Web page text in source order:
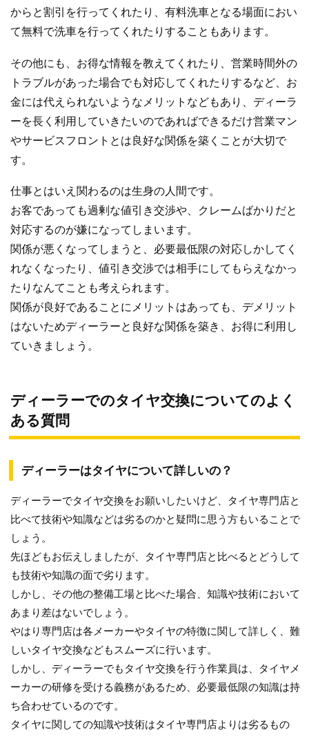
からと割引を行ってくれたり、有料洗車となる場面におい
て無料で洗車を行ってくれたりすることもあります。
その他にも、お得な情報を教えてくれたり、営業時間外の
トラブルがあった場合でも対応してくれたりするなど、お
金には代えられないようなメリットなどもあり、ディーラ
ーを長く利用していきたいのであればできるだけ営業マン
やサービスフロントとは良好な関係を築くことが大切で
す。
仕事とはいえ関わるのは生身の人間です。
お客であっても過剰な値引き交渉や、クレームばかりだと
対応するのが嫌になってしまいます。
関係が悪くなってしまうと、必要最低限の対応しかしてく
れなくなったり、値引き交渉では相手にしてもらえなかっ
たりなんてことも考えられます。
関係が良好であることにメリットはあっても、デメリット
はないためディーラーと良好な関係を築き、お得に利用し
ていきましょう。
ディーラーでのタイヤ交換についてのよく
ある質問
ディーラーはタイヤについて詳しいの？
ディーラーでタイヤ交換をお願いしたいけど、タイヤ専門店と
比べて技術や知識などは劣るのかと疑問に思う方もいることで
しょう。
先ほどもお伝えしましたが、タイヤ専門店と比べるとどうして
も技術や知識の面で劣ります。
しかし、その他の整備工場と比べた場合、知識や技術において
あまり差はないでしょう。
やはり専門店は各メーカーやタイヤの特徴に関して詳しく、難
しいタイヤ交換などもスムーズに行います。
しかし、ディーラーでもタイヤ交換を行う作業員は、タイヤメ
ーカーの研修を受ける義務があるため、必要最低限の知識は持
ち合わせているのです。
タイヤに関しての知識や技術はタイヤ専門店よりは劣るもの